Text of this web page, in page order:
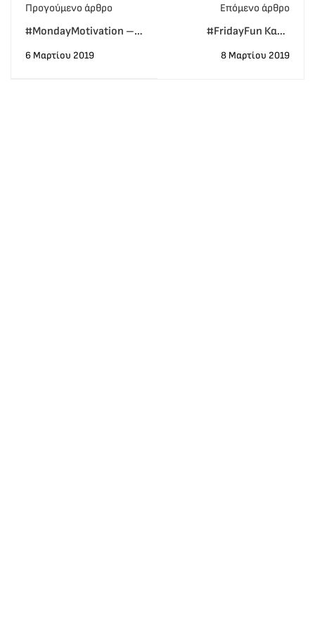
Προγούμενο άρθρο
#MondayMotivation –
προσφορές και τα νέα
6 Μαρτίου 2019
Eπόμενο άρθρο
#FridayFun Καλό
στα νέα τμήματα Lower
8 Μαρτίου 2019